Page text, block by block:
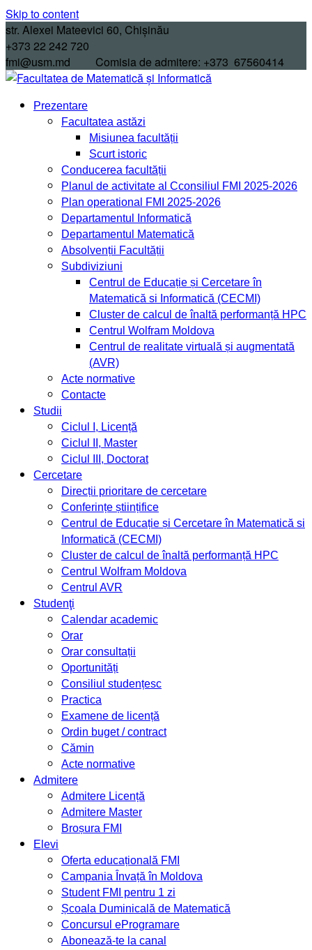
Skip to content
str. Alexei Mateevici 60, Chișinău
+373 22 242 720
fmi@usm.md Comisia de admitere: +373 67560414
Prezentare
Facultatea astăzi
Misiunea facultății
Scurt istoric
Conducerea facultății
Planul de activitate al Cconsiliul FMI 2025-2026
Plan operational FMI 2025-2026
Departamentul Informatică
Departamentul Matematică
Absolvenții Facultății
Subdiviziuni
Centrul de Educație și Cercetare în
Matematică si Informatică (CECMI)
Cluster de calcul de înaltă performanță HPC
Centrul Wolfram Moldova
Centrul de realitate virtuală și augmentată
(AVR)
Acte normative
Contacte
Studii
Ciclul I, Licență
Ciclul II, Master
Ciclul III, Doctorat
Cercetare
Direcții prioritare de cercetare
Conferințe științifice
Centrul de Educație și Cercetare în Matematică si
Informatică (CECMI)
Cluster de calcul de înaltă performanță HPC
Centrul Wolfram Moldova
Centrul AVR
Studenţi
Calendar academic
Orar
Orar consultații
Oportunități
Consiliul studențesc
Practica
Examene de licență
Ordin buget / contract
Cămin
Acte normative
Admitere
Admitere Licență
Admitere Master
Broșura FMI
Elevi
Oferta educațională FMI
Campania Învață în Moldova
Student FMI pentru 1 zi
Școala Duminicală de Matematică
Concursul eProgramare
Abonează-te la canal